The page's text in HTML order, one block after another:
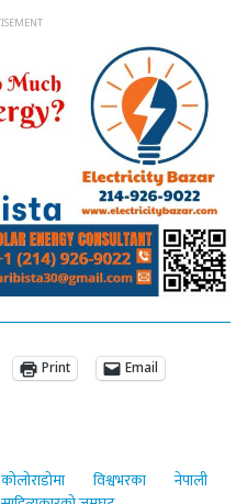
Print Email
कोलोराडोमा विश्वभरका नेपाली